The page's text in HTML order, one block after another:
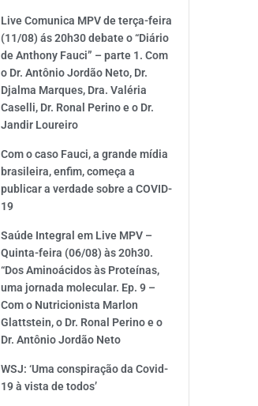
Live Comunica MPV de terça-feira
(11/08) ás 20h30 debate o “Diário
de Anthony Fauci” – parte 1. Com
o Dr. Antônio Jordão Neto, Dr.
Djalma Marques, Dra. Valéria
Caselli, Dr. Ronal Perino e o Dr.
Jandir Loureiro
Com o caso Fauci, a grande mídia
brasileira, enfim, começa a
publicar a verdade sobre a COVID-
19
Saúde Integral em Live MPV –
Quinta-feira (06/08) às 20h30.
“Dos Aminoácidos às Proteínas,
uma jornada molecular. Ep. 9 –
Com o Nutricionista Marlon
Glattstein, o Dr. Ronal Perino e o
Dr. Antônio Jordão Neto
WSJ: ‘Uma conspiração da Covid-
19 à vista de todos’